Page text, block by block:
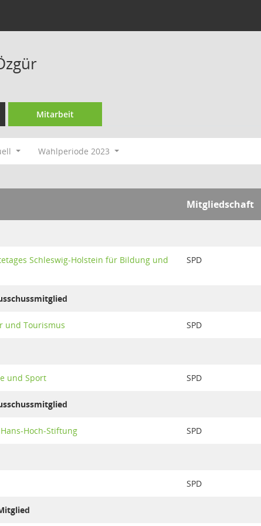
Mitarbeit
Wahlperiode 2023
Mitgliedschaft
Schleswig-Holstein für Bildung und
SPD
und Tourismus SPD
und Sport SPD
Hoch-Stiftung SPD
SPD